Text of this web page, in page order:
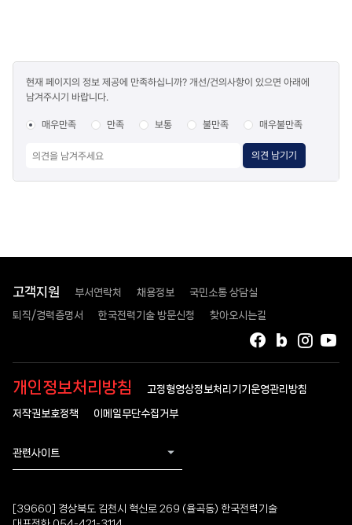
만족도
조사
현재 페이지의 정보 제공에 만족하십니까? 개선/건의사항이 있으면 아래에
남겨주시기 바랍니다.
매우만족 만족 보통 불만족 매우불만족
의견 남기기
고객지원 부서연락처 채용정보 국민소통 상담실
퇴직/경력증명서 한국전력기술 방문신청 찾아오시는길
인스
블로그
페이스북
개인정보처리방침 고정형영상정보처리기기운영관리방침
저작권보호정책 이메일무단수집거부
관련사이트
[39660] 경상북도 김천시 혁신로 269 (율곡동) 한국전력기술